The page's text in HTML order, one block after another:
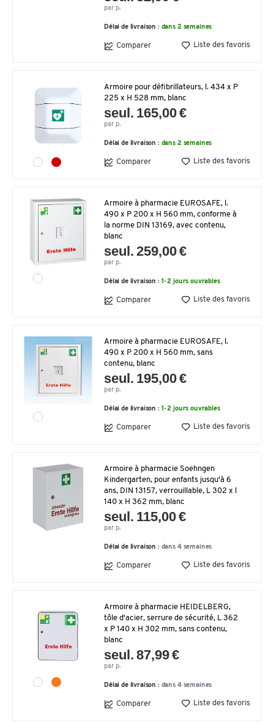
par p.
Délai de livraison : dans 2 semaines
Comparer Liste des favoris
Armoire pour défibrillateurs, l. 434 x P
225 x H 528 mm, blanc
seul. 165,00 €
par p.
Délai de livraison : dans 2 semaines
Comparer Liste des favoris
Armoire à pharmacie EUROSAFE, l.
490 x P 200 x H 560 mm, conforme à
la norme DIN 13169, avec contenu,
blanc
seul. 259,00 €
par p.
Délai de livraison : 1-2 jours ouvrables
Comparer Liste des favoris
Armoire à pharmacie EUROSAFE, l.
490 x P 200 x H 560 mm, sans
contenu, blanc
seul. 195,00 €
par p.
Délai de livraison : 1-2 jours ouvrables
Comparer Liste des favoris
Armoire à pharmacie Soehngen
Kindergarten, pour enfants jusqu'à 6
ans, DIN 13157, verrouillable, L 302 x l
140 x H 362 mm, blanc
seul. 115,00 €
par p.
Délai de livraison : dans 4 semaines
Comparer Liste des favoris
Armoire à pharmacie HEIDELBERG,
tôle d'acier, serrure de sécurité, L 362
x P 140 x H 302 mm, sans contenu,
blanc
seul. 87,99 €
par p.
Délai de livraison : dans 4 semaines
Comparer Liste des favoris